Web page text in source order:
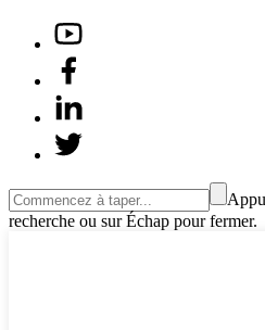
recherche ou sur Échap pour fermer.